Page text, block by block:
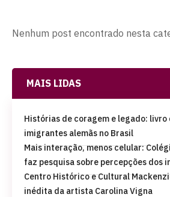
Nenhum post encontrado nesta
MAIS LIDAS
Histórias de coragem e legado: livro
imigrantes alemãs no Brasil
Mais interação, menos celular:
faz pesquisa sobre percepções dos
Centro Histórico e Cultural
inédita da artista Carolina Vigna